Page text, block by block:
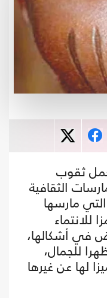
ثقوب
الثقافية
مارسها
للانتماء
في أشكالها،
للجمال،
لها عن غيرها